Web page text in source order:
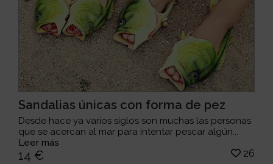
Sandalias únicas con forma de pez
Desde hace ya varios siglos son muchas las personas
que se acercan al mar para intentar pescar algún...
Leer más
14 € 26